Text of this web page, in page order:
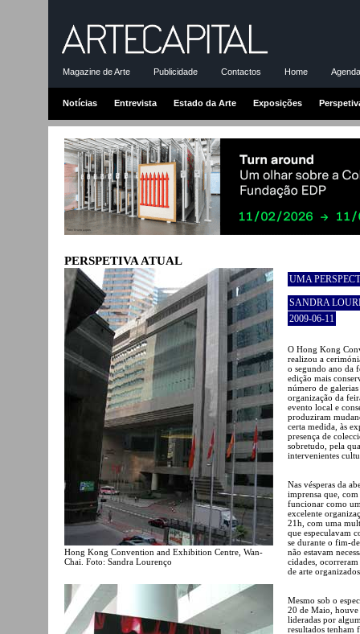
Magazine de Arte Publicidade Contactos Home
Notícias Entrevista Estado da Arte Exposições
PERSPETIVA ATUAL
Hong Kong Convention and Exhibition Centre, Wan-
Chai. Foto: Sandra Lourenço
UMA
SANDRA
2009-06-11
O Hong Kong
realizou a
o segundo ano da
edição mais
número de
organização da
evento local e
produziram
certa medida, às
presença de
sobretudo, pela
intervenientes
Nas vésperas da
imprensa que,
funcionar como
excelente
21h, com uma
que especulavam
se durante o fim-
não estavam
cidades,
de arte
Mesmo sob o
20 de Maio, houve
lideradas por
resultados tenham